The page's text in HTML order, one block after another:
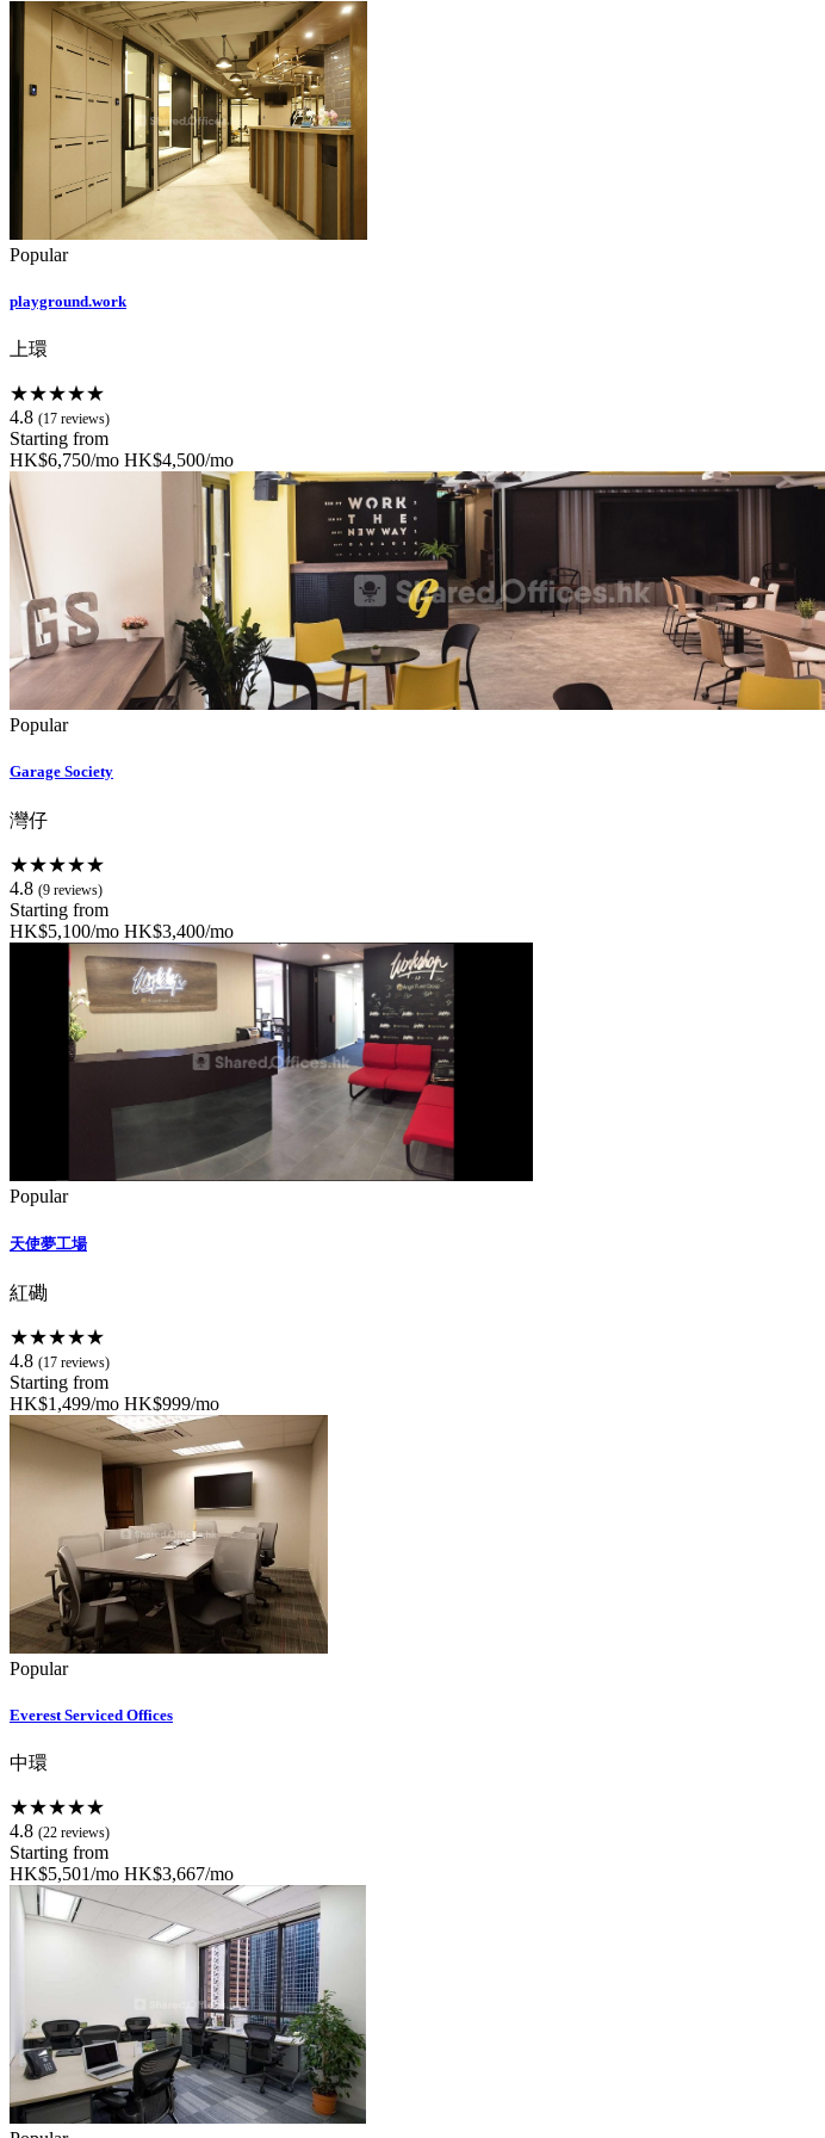
Popular
playground.work
上環
★★★★★
4.8 (17 reviews)
Starting from
HK$6,750/mo HK$4,500/mo
Popular
Garage Society
灣仔
★★★★★
4.8 (9 reviews)
Starting from
HK$5,100/mo HK$3,400/mo
Popular
天使夢工場
紅磡
★★★★★
4.8 (17 reviews)
Starting from
HK$1,499/mo HK$999/mo
Popular
Everest Serviced Offices
中環
★★★★★
4.8 (22 reviews)
Starting from
HK$5,501/mo HK$3,667/mo